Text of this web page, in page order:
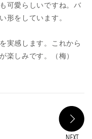
可愛らしいですね。バ
形をしています。
実感します。これから
楽しみです。（梅）